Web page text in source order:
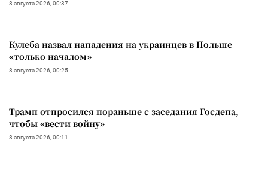
8 августа 2026, 00:37
Кулеба назвал нападения на украинцев в Польше
«только началом»
8 августа 2026, 00:25
Трамп отпросился пораньше с заседания Госдепа,
чтобы «вести войну»
8 августа 2026, 00:11